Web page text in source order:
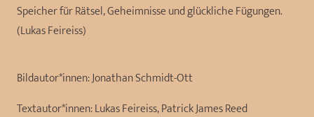
Speicher für Rätsel, Geheimnisse und glückliche Fügungen.
(Lukas Feireiss)
Bildautor*innen:Jonathan Schmidt-Ott
Textautor*innen:Lukas Feireiss, Patrick James Reed